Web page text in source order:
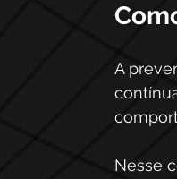
A
Nesse